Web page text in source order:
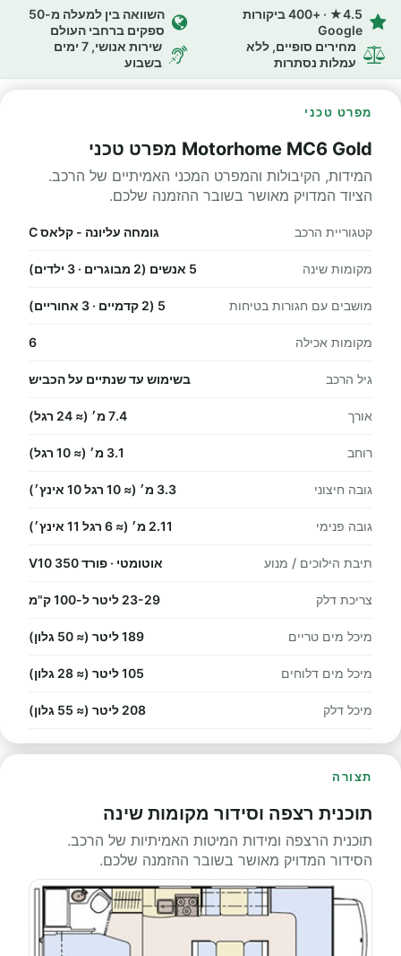
4.5★ · +400 ביקורות
Google
השוואה בין למעלה מ-50
ספקים ברחבי העולם
מחירים סופיים, ללא
עמלות נסתרות
שירות אנושי, 7 ימים
בשבוע
מפרט טכני
Motorhome MC6 Gold מפרט טכני
המידות, הקיבולות והמפרט המכני האמיתיים של הרכב.
הציוד המדויק מאושר בשובר ההזמנה שלכם.
קטגוריית הרכב גומחה עליונה - קלאס C
מקומות שינה 5 אנשים (2 מבוגרים · 3 ילדים)
מושבים עם חגורות בטיחות 5 (2 קדמיים · 3 אחוריים)
מקומות אכילה 6
גיל הרכב בשימוש עד שנתיים על הכביש
אורך 7.4 מ׳ (≈ 24 רגל)
רוחב 3.1 מ׳ (≈ 10 רגל)
גובה חיצוני 3.3 מ׳ (≈ 10 רגל 10 אינץ׳)
גובה פנימי 2.11 מ׳ (≈ 6 רגל 11 אינץ׳)
תיבת הילוכים / מנוע אוטומטי · פורד 350 V10
צריכת דלק 23-29 ליטר ל-100 ק"מ
מיכל מים טריים 189 ליטר (≈ 50 גלון)
מיכל מים דלוחים 105 ליטר (≈ 28 גלון)
מיכל דלק 208 ליטר (≈ 55 גלון)
תצורה
תוכנית רצפה וסידור מקומות שינה
תוכנית הרצפה ומידות המיטות האמיתיות של הרכב.
הסידור המדויק מאושר בשובר ההזמנה שלכם.